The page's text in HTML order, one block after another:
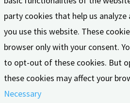
party cookies that help us
you use this website. These
browser only with your consent.
to opt-out of these cookies. But
these cookies may affect your
Necessary